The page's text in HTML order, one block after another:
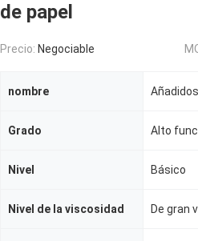
de papel
Precio: Negociable
nombre
Grado Alto
Nivel Básico
Nivel de la viscosidad De gran